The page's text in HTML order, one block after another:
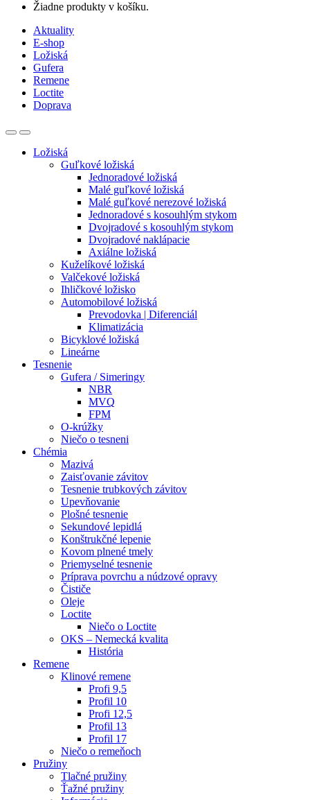
Žiadne produkty v košíku.
Aktuality
E-shop
Ložiská
Gufera
Remene
Loctite
Doprava
Ložiská
Guľkové ložiská
Jednoradové ložiská
Malé guľkové ložiská
Malé guľkové nerezové ložiská
Jednoradové s kosouhlým stykom
Dvojradové s kosouhlým stykom
Dvojradové naklápacie
Axiálne ložiská
Kuželíkové ložiská
Valčekové ložiská
Ihličkové ložisko
Automobilové ložiská
Prevodovka | Diferenciál
Klimatizácia
Bicyklové ložiská
Lineárne
Tesnenie
Gufera / Simeringy
NBR
MVQ
FPM
O-krúžky
Niečo o tesneni
Chémia
Mazivá
Zaisťovanie závitov
Tesnenie trubkových závitov
Upevňovanie
Plošné tesnenie
Sekundové lepidlá
Konštrukčné lepenie
Kovom plnené tmely
Priemyselné tesnenie
Príprava povrchu a núdzové opravy
Čističe
Oleje
Loctite
Niečo o Loctite
OKS – Nemecká kvalita
História
Remene
Klinové remene
Profi 9,5
Profil 10
Profi 12,5
Profil 13
Profil 17
Niečo o remeňoch
Pružiny
Tlačné pružiny
Ťažné pružiny